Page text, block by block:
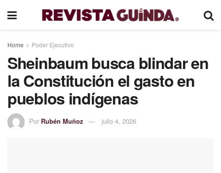
Home Poder Ejecutivo
Sheinbaum busca blindar en
la Constitución el gasto en
pueblos indígenas
Por Rubén Muñoz julio 4, 2026